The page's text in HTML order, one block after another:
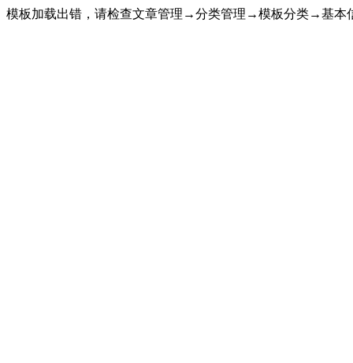
模板加载出错，请检查文章管理→分类管理→模板分类→基本